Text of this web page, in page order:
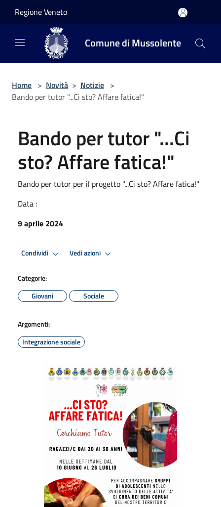
Regione Veneto
Comune di Mussolente
Home > Novità > Notizie >
Bando per tutor "...Ci sto? Affare fatica!"
Bando per tutor "...Ci
sto? Affare fatica!"
Bando per tutor per il progetto "...Ci sto? Affare fatica!"
Data :
9 aprile 2024
Condividi Vedi azioni
Categorie:
Giovani
Sociale
Argomenti:
Integrazione sociale